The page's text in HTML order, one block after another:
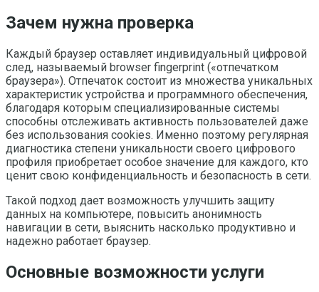
Зачем нужна проверка
Каждый браузер оставляет индивидуальный цифровой
след, называемый browser fingerprint («отпечатком
браузера»). Отпечаток состоит из множества уникальных
характеристик устройства и программного обеспечения,
благодаря которым специализированные системы
способны отслеживать активность пользователей даже
без использования cookies. Именно поэтому регулярная
диагностика степени уникальности своего цифрового
профиля приобретает особое значение для каждого, кто
ценит свою конфиденциальность и безопасность в сети.
Такой подход дает возможность улучшить защиту
данных на компьютере, повысить анонимность
навигации в сети, выяснить насколько продуктивно и
надежно работает браузер.
Основные возможности услуги